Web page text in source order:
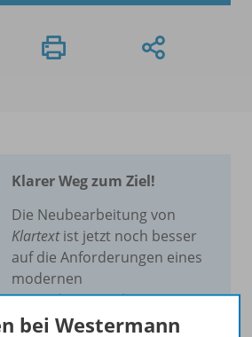
Klarer Weg zum Ziel!
Die Neubearbeitung von
Klartextist jetzt noch besser
auf die Anforderungen eines
modernen
Deutschunterrichts in
Nordrhein-Westfalen
bei Westermann